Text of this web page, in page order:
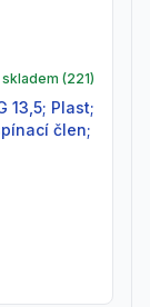
skladem (221)
člen;